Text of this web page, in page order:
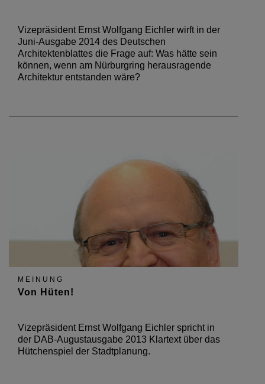
Vizepräsident Ernst Wolfgang Eichler wirft in der
Juni-Ausgabe 2014 des Deutschen
Architektenblattes die Frage auf: Was hätte sein
können, wenn am Nürburgring herausragende
Architektur entstanden wäre?
MEINUNG
Von Hüten!
Vizepräsident Ernst Wolfgang Eichler spricht in
der DAB-Augustausgabe 2013 Klartext über das
Hütchenspiel der Stadtplanung.